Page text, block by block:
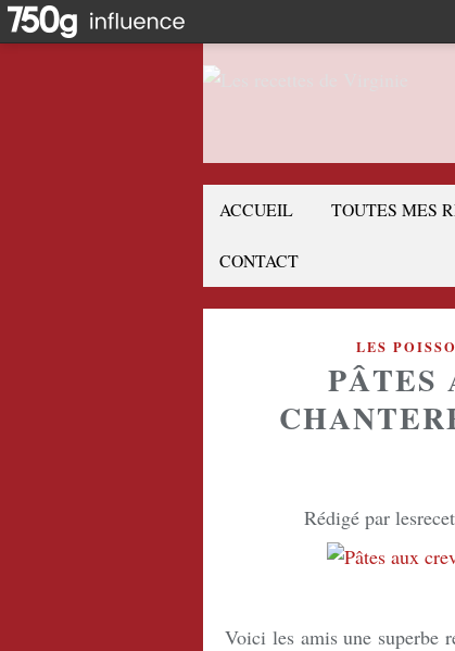
ACCUEIL TOUTES MES
CONTACT
LES
PÂTES
Rédigé par
Voici les amis une superbe